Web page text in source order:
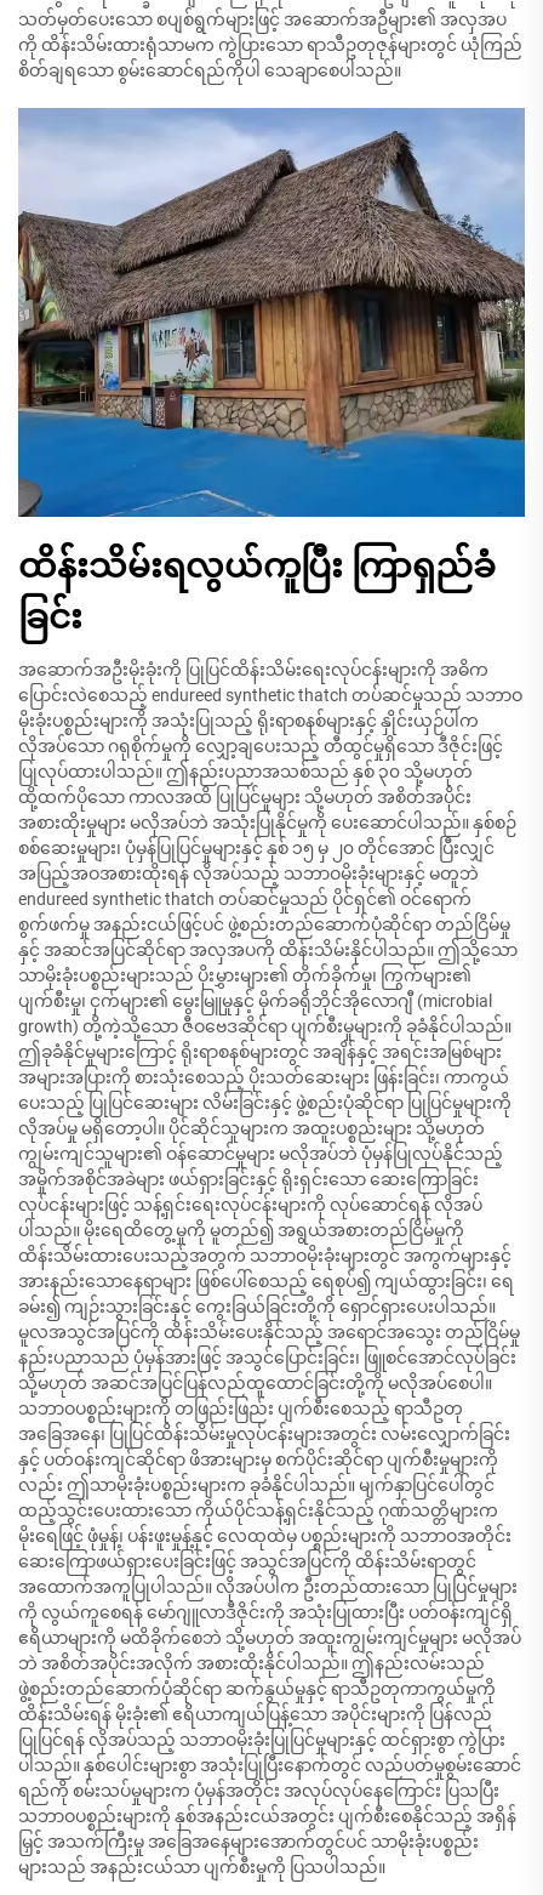
သတ်မှတ်ပေးသော စပျစ်ရွက်များဖြင့် အဆောက်အဦများ၏ အလှအပ
ကို ထိန်းသိမ်းထားရုံသာမက ကွဲပြားသော ရာသီဥတုဇုန်များတွင် ယုံကြည်
စိတ်ချရသော စွမ်းဆောင်ရည်ကိုပါ သေချာစေပါသည်။
ထိန်းသိမ်းရလွယ်ကူပြီး ကြာရှည်ခံ
ခြင်း
အဆောက်အဦးမိုးခုံးကို ပြုပြင်ထိန်းသိမ်းရေးလုပ်ငန်းများကို အဓိက
ပြောင်းလဲစေသည့် endureed synthetic thatch တပ်ဆင်မှုသည် သဘာဝ
မိုးခုံးပစ္စည်းများကို အသုံးပြုသည့် ရိုးရာစနစ်များနှင့် နှိုင်းယှဉ်ပါက
လိုအပ်သော ဂရုစိုက်မှုကို လျှော့ချပေးသည့် တီထွင်မှုရှိသော ဒီဇိုင်းဖြင့်
ပြုလုပ်ထားပါသည်။ ဤနည်းပညာအသစ်သည် နှစ် ၃၀ သို့မဟုတ်
ထို့ထက်ပိုသော ကာလအထိ ပြုပြင်မှုများ သို့မဟုတ် အစိတ်အပိုင်း
အစားထိုးမှုများ မလိုအပ်ဘဲ အသုံးပြုနိုင်မှုကို ပေးဆောင်ပါသည်။ နှစ်စဉ်
စစ်ဆေးမှုများ၊ ပုံမှန်ပြုပြင်မှုများနှင့် နှစ် ၁၅ မှ ၂၀ တိုင်အောင် ပြီးလျှင်
အပြည့်အဝအစားထိုးရန် လိုအပ်သည့် သဘာဝမိုးခုံးများနှင့် မတူဘဲ
endureed synthetic thatch တပ်ဆင်မှုသည် ပိုင်ရှင်၏ ဝင်ရောက်
စွက်ဖက်မှု အနည်းငယ်ဖြင့်ပင် ဖွဲ့စည်းတည်ဆောက်ပုံဆိုင်ရာ တည်ငြိမ်မှု
နှင့် အဆင်အပြင်ဆိုင်ရာ အလှအပကို ထိန်းသိမ်းနိုင်ပါသည်။ ဤသို့သော
သာမိုးခုံးပစ္စည်းများသည် ပိုးမွှားများ၏ တိုက်ခိုက်မှု၊ ကြွက်များ၏
ပျက်စီးမှု၊ ငှက်များ၏ မွေးမြူမှုနှင့် မိုက်ခရိုဘိုင်အိုလောဂျီ (microbial
growth) တို့ကဲ့သို့သော ဇီဝဗေဒဆိုင်ရာ ပျက်စီးမှုများကို ခုခံနိုင်ပါသည်။
ဤခုခံနိုင်မှုများကြောင့် ရိုးရာစနစ်များတွင် အချိန်နှင့် အရင်းအမြစ်များ
အများအပြားကို စားသုံးစေသည့် ပိုးသတ်ဆေးများ ဖြန်းခြင်း၊ ကာကွယ်
ပေးသည့် ပြုပြင်ဆေးများ လိမ်းခြင်းနှင့် ဖွဲ့စည်းပုံဆိုင်ရာ ပြုပြင်မှုများကို
လိုအပ်မှု မရှိတော့ပါ။ ပိုင်ဆိုင်သူများက အထူးပစ္စည်းများ သို့မဟုတ်
ကျွမ်းကျင်သူများ၏ ဝန်ဆောင်မှုများ မလိုအပ်ဘဲ ပုံမှန်ပြုလုပ်နိုင်သည့်
အမှိုက်အစိုင်အခဲများ ဖယ်ရှားခြင်းနှင့် ရိုးရှင်းသော ဆေးကြောခြင်း
လုပ်ငန်းများဖြင့် သန့်ရှင်းရေးလုပ်ငန်းများကို လုပ်ဆောင်ရန် လိုအပ်
ပါသည်။ မိုးရေထိတွေ့မှုကို မူတည်၍ အရွယ်အစားတည်ငြိမ်မှုကို
ထိန်းသိမ်းထားပေးသည့်အတွက် သဘာဝမိုးခုံးများတွင် အကွက်များနှင့်
အားနည်းသောနေရာများ ဖြစ်ပေါ်စေသည့် ရေစုပ်၍ ကျယ်ထွားခြင်း၊ ရေ
ခမ်း၍ ကျဉ်းသွားခြင်းနှင့် ကွေးခြယ်ခြင်းတို့ကို ရှောင်ရှားပေးပါသည်။
မူလအသွင်အပြင်ကို ထိန်းသိမ်းပေးနိုင်သည့် အရောင်အသွေး တည်ငြိမ်မှု
နည်းပညာသည် ပုံမှန်အားဖြင့် အသွင်ပြောင်းခြင်း၊ ဖြူစင်အောင်လုပ်ခြင်း
သို့မဟုတ် အဆင်အပြင်ပြန်လည်ထူထောင်ခြင်းတို့ကို မလိုအပ်စေပါ။
သဘာဝပစ္စည်းများကို တဖြည်းဖြည်း ပျက်စီးစေသည့် ရာသီဥတု
အခြေအနေ၊ ပြုပြင်ထိန်းသိမ်းမှုလုပ်ငန်းများအတွင်း လမ်းလျှောက်ခြင်း
နှင့် ပတ်ဝန်းကျင်ဆိုင်ရာ ဖိအားများမှ စက်ပိုင်းဆိုင်ရာ ပျက်စီးမှုများကို
လည်း ဤသာမိုးခုံးပစ္စည်းများက ခုခံနိုင်ပါသည်။ မျက်နှာပြင်ပေါ်တွင်
ထည့်သွင်းပေးထားသော ကိုယ်ပိုင်သန့်ရှင်းနိုင်သည့် ဂုဏ်သတ္တိများက
မိုးရေဖြင့် ဖုံမှုန့်၊ ပန်းဖူးမှုန့်နှင့် လေထုထဲမှ ပစ္စည်းများကို သဘာဝအတိုင်း
ဆေးကြောဖယ်ရှားပေးခြင်းဖြင့် အသွင်အပြင်ကို ထိန်းသိမ်းရာတွင်
အထောက်အကူပြုပါသည်။ လိုအပ်ပါက ဦးတည်ထားသော ပြုပြင်မှုများ
ကို လွယ်ကူစေရန် မော်ဂျူလာဒီဇိုင်းကို အသုံးပြုထားပြီး ပတ်ဝန်းကျင်ရှိ
ဧရိယာများကို မထိခိုက်စေဘဲ သို့မဟုတ် အထူးကျွမ်းကျင်မှုများ မလိုအပ်
ဘဲ အစိတ်အပိုင်းအလိုက် အစားထိုးနိုင်ပါသည်။ ဤနည်းလမ်းသည်
ဖွဲ့စည်းတည်ဆောက်ပုံဆိုင်ရာ ဆက်နွယ်မှုနှင့် ရာသီဥတုကာကွယ်မှုကို
ထိန်းသိမ်းရန် မိုးခုံး၏ ဧရိယာကျယ်ပြန့်သော အပိုင်းများကို ပြန်လည်
ပြုပြင်ရန် လိုအပ်သည့် သဘာဝမိုးခုံးပြုပြင်မှုများနှင့် ထင်ရှားစွာ ကွဲပြား
ပါသည်။ နှစ်ပေါင်းများစွာ အသုံးပြုပြီးနောက်တွင် လည်ပတ်မှုစွမ်းဆောင်
ရည်ကို စမ်းသပ်မှုများက ပုံမှန်အတိုင်း အလုပ်လုပ်နေကြောင်း ပြသပြီး
သဘာဝပစ္စည်းများကို နှစ်အနည်းငယ်အတွင်း ပျက်စီးစေနိုင်သည့် အရှိန်
မြှင့် အသက်ကြီးမှု အခြေအနေများအောက်တွင်ပင် သာမိုးခုံးပစ္စည်း
များသည် အနည်းငယ်သာ ပျက်စီးမှုကို ပြသပါသည်။